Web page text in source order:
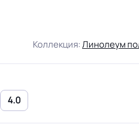
Коллекция:Линолеум
4.0